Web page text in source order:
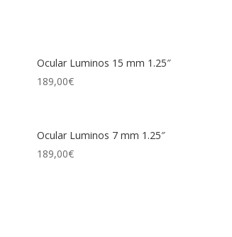
Ocular Luminos 15 mm 1.25″
189,00€
Ocular Luminos 7 mm 1.25″
189,00€